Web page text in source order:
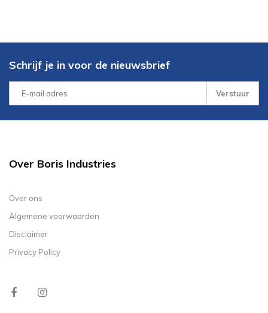
Schrijf je in voor de nieuwsbrief
Verstuur
Over Boris Industries
Over ons
Algemene voorwaarden
Disclaimer
Privacy Policy